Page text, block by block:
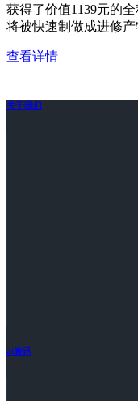
获得了价值1139元的
将被快速制做成进修
查看详情
关于我们
ai资讯